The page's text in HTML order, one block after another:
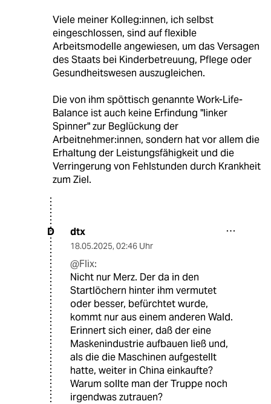
Viele meiner Kolleg:innen, ich selbst
eingeschlossen, sind auf flexible
Arbeitsmodelle angewiesen, um das Versagen
des Staats bei Kinderbetreuung, Pflege oder
Gesundheitswesen auszugleichen.
Die von ihm spöttisch genannte Work-Life-
Balance ist auch keine Erfindung "linker
Spinner" zur Beglückung der
Arbeitnehmer:innen, sondern hat vor allem die
Erhaltung der Leistungsfähigkeit und die
Verringerung von Fehlstunden durch Krankheit
zum Ziel.
D dtx
18.05.2025, 02:46 Uhr
@Flix:
Nicht nur Merz. Der da in den
Startlöchern hinter ihm vermutet
oder besser, befürchtet wurde,
kommt nur aus einem anderen Wald.
Erinnert sich einer, daß der eine
Maskenindustrie aufbauen ließ und,
als die die Maschinen aufgestellt
hatte, weiter in China einkaufte?
Warum sollte man der Truppe noch
irgendwas zutrauen?